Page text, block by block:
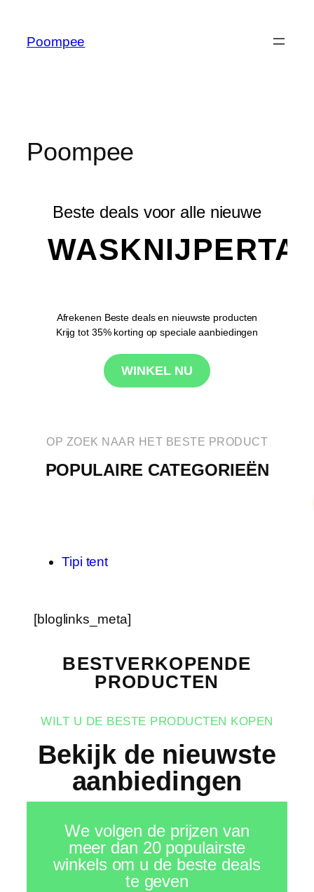
Poompee
Poompee
Beste deals voor alle nieuwe
Afrekenen Beste deals en nieuwste producten
Krijg tot 35% korting op speciale aanbiedingen
WINKEL NU
OP ZOEK NAAR HET BESTE PRODUCT
POPULAIRE CATEGORIEËN
Tipi tent
[bloglinks_meta]
BESTVERKOPENDE
PRODUCTEN
WILT U DE BESTE PRODUCTEN KOPEN
Bekijk de nieuwste
aanbiedingen
We volgen de prijzen van
meer dan 20 populairste
winkels om u de beste deals
te geven